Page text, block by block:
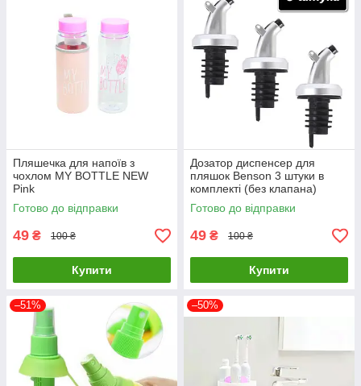
Пляшечка для напоїв з
чохлом MY BOTTLE NEW
Pink
Готово до відправки
49 ₴ 100 ₴
Купити
Дозатор диспенсер для
пляшок Benson 3 штуки в
комплекті (без клапана)
Готово до відправки
49 ₴ 100 ₴
Купити
–51% –50%